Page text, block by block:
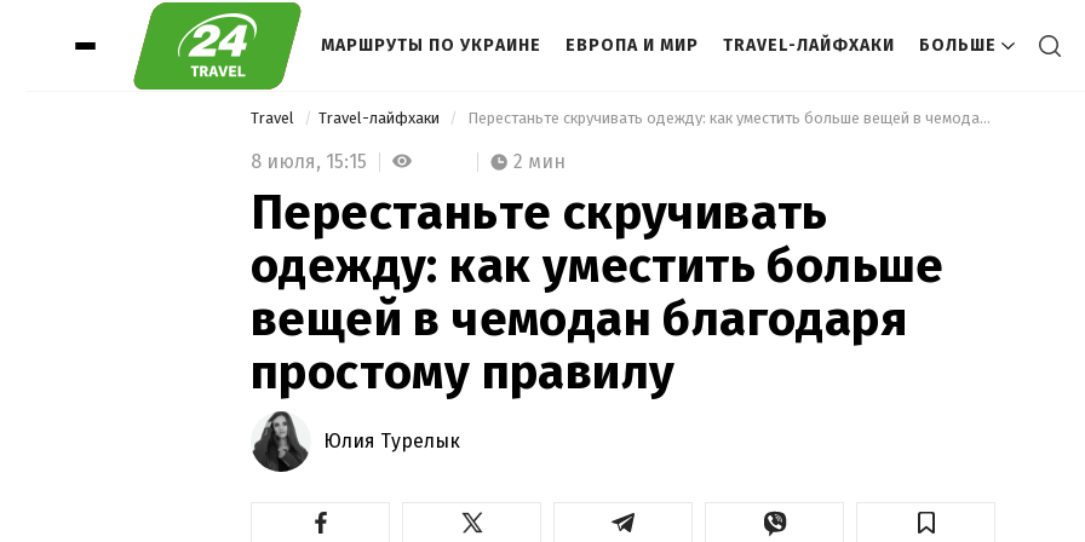
МАРШРУТЫ ПО УКРАИНЕ ЕВРОПА И МИР TRAVEL-ЛАЙФХАКИ БОЛЬШЕ
Travel Travel-лайфхаки Перестаньте скручивать одежду: как уместить больше вещей в чемодан благодаря простому правилу
8 июля, 15:15 2 мин
Перестаньте скручивать
одежду: как уместить больше
вещей в чемодан благодаря
простому правилу
Юлия Турелык